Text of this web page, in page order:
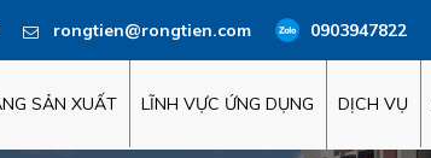
rongtien@rongtien.com 0903947822
SẢN XUẤT LĨNH VỰC ỨNG DỤNG DỊCH VỤ